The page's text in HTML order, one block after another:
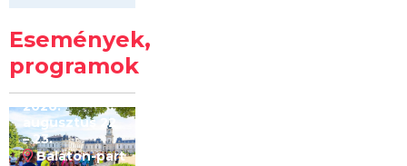
Események,
programok
Kilóméterek
2026
2026.
augusztus 22
– 23.
Balaton-part